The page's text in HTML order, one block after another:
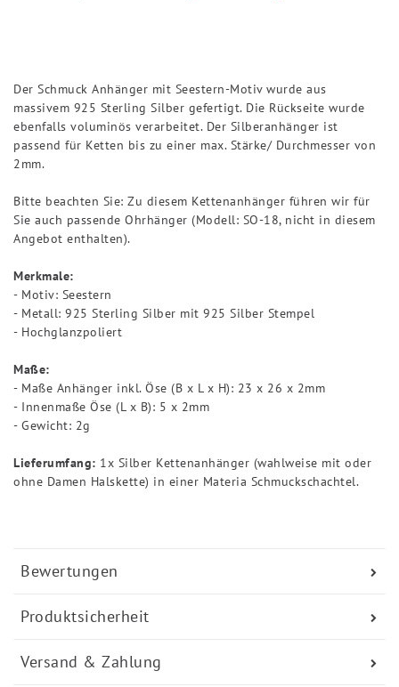
Bewertungen
Produktsicherheit
Versand & Zahlung
Der Schmuck Anhänger mit Seestern-Motiv wurde aus
massivem 925 Sterling Silber gefertigt. Die Rückseite wurde
ebenfalls voluminös verarbeitet. Der Silberanhänger ist
passend für Ketten bis zu einer max. Stärke/ Durchmesser von
2mm.
Bitte beachten Sie: Zu diesem Kettenanhänger führen wir für
Sie auch passende Ohrhänger (Modell: SO-18, nicht in diesem
Angebot enthalten).
Merkmale:
- Motiv: Seestern
- Metall: 925 Sterling Silber mit 925 Silber Stempel
- Hochglanzpoliert
Maße:
- Maße Anhänger inkl. Öse (B x L x H): 23 x 26 x 2mm
- Innenmaße Öse (L x B): 5 x 2mm
- Gewicht: 2g
Lieferumfang: 1x Silber Kettenanhänger (wahlweise mit oder
ohne Damen Halskette) in einer Materia Schmuckschachtel.